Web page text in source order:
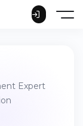
Expert